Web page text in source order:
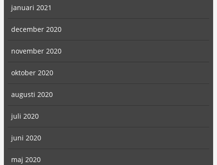
januari 2021
december 2020
november 2020
oktober 2020
augusti 2020
juli 2020
juni 2020
maj 2020